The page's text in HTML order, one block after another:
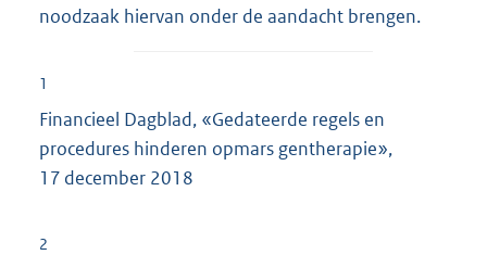
noodzaak hiervan onder de aandacht brengen.
1
Financieel Dagblad, «Gedateerde regels en
procedures hinderen opmars gentherapie»,
17 december 2018
2